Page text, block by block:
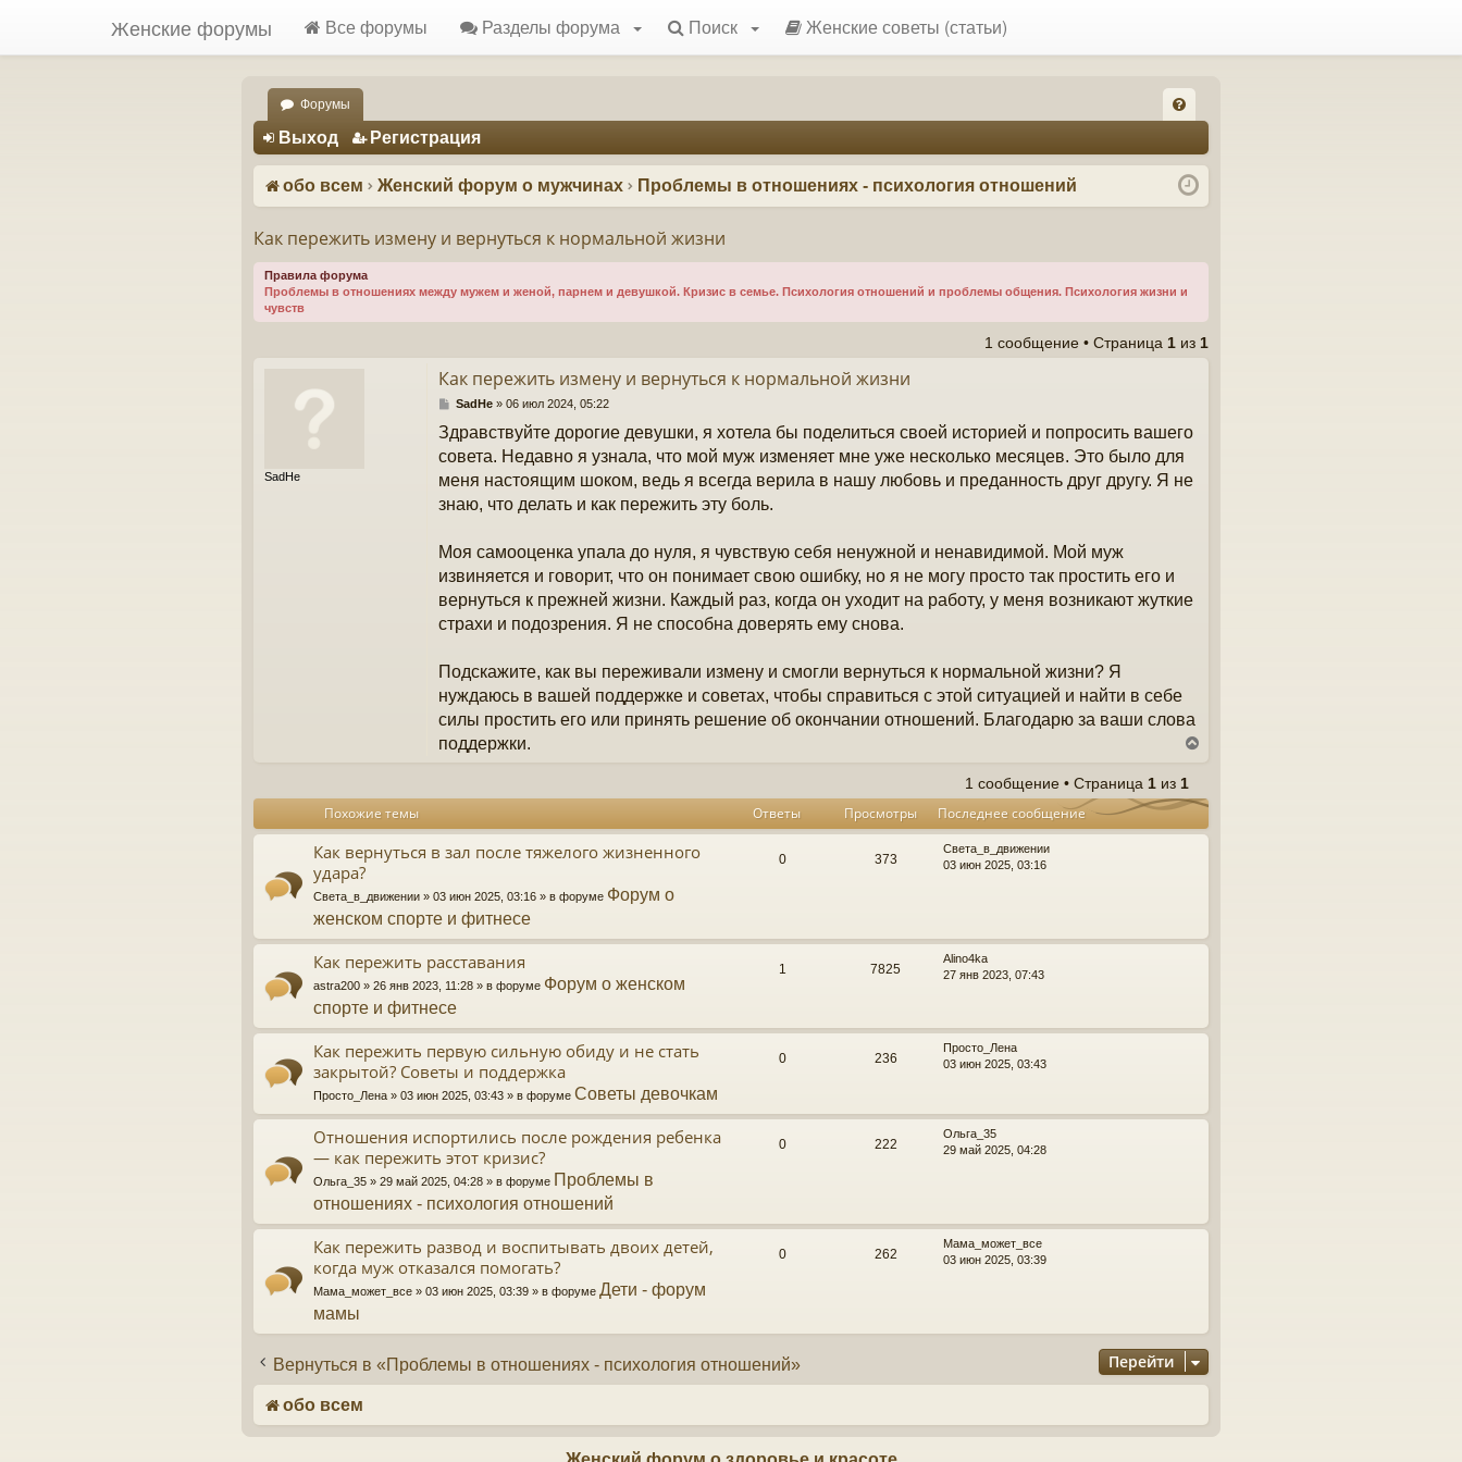
Женские форумы Все форумы Разделы форума Поиск Женские советы (статьи)
Регистрация
Форумы
Q
Выход Регистрация
обо всем Женский форум о мужчинах Проблемы в отношениях - психология отношений
Как пережить измену и вернуться к нормальной жизни
Правила форума
Проблемы в отношениях между мужем и женой, парнем и девушкой. Кризис в семье. Психология отношений и проблемы общения. Психология жизни и
чувств
1 сообщение • Страница 1 из 1
SadHe
Как пережить измену и вернуться к нормальной жизни
С
о
б
е
н
SadHe» 06 июл 2024, 05:22
Здравствуйте дорогие девушки, я хотела бы поделиться своей историей и попросить вашего
совета. Недавно я узнала, что мой муж изменяет мне уже несколько месяцев. Это было для
меня настоящим шоком, ведь я всегда верила в нашу любовь и преданность друг другу. Я не
знаю, что делать и как пережить эту боль.
Моя самооценка упала до нуля, я чувствую себя ненужной и ненавидимой. Мой муж
извиняется и говорит, что он понимает свою ошибку, но я не могу просто так простить его и
вернуться к прежней жизни. Каждый раз, когда он уходит на работу, у меня возникают жуткие
страхи и подозрения. Я не способна доверять ему снова.
Подскажите, как вы переживали измену и смогли вернуться к нормальной жизни? Я
нуждаюсь в вашей поддержке и советах, чтобы справиться с этой ситуацией и найти в себе
силы простить его или принять решение об окончании отношений. Благодарю за ваши слова
поддержки.
н
у
т
а
ч
1 сообщение • Страница 1 из 1
Похожие темы Ответы Просмотры Последнее сообщение
Как вернуться в зал после тяжелого жизненного
удара?
Света_в_движении » 03 июн 2025, 03:16 » в форуме Форум о
женском спорте и фитнесе
0 373
Света_в_движении
03 июн 2025, 03:16
Как пережить расставания
astra200 » 26 янв 2023, 11:28 » в форуме Форум о женском
спорте и фитнесе
1 7825
Alino4ka
27 янв 2023, 07:43
Как пережить первую сильную обиду и не стать
закрытой? Советы и поддержка
Просто_Лена » 03 июн 2025, 03:43 » в форуме Советы девочкам
0 236
Просто_Лена
03 июн 2025, 03:43
Отношения испортились после рождения ребенка
— как пережить этот кризис?
Ольга_35 » 29 май 2025, 04:28 » в форуме Проблемы в
отношениях - психология отношений
0 222
Ольга_35
29 май 2025, 04:28
Как пережить развод и воспитывать двоих детей,
когда муж отказался помогать?
Мама_может_все » 03 июн 2025, 03:39 » в форуме Дети - форум
мамы
0 262
Мама_может_все
03 июн 2025, 03:39
Вернуться в «Проблемы в отношениях - психология отношений» Перейти
обо всем